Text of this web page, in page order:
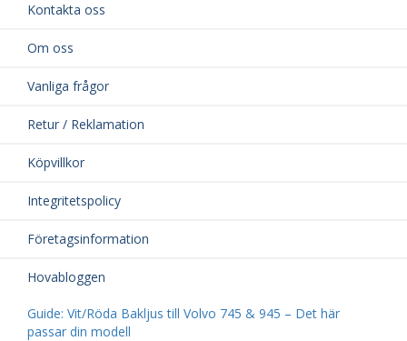
Kontakta oss
Om oss
Vanliga frågor
Retur / Reklamation
Köpvillkor
Integritetspolicy
Företagsinformation
Hovabloggen
Guide: Vit/Röda Bakljus till Volvo 745 & 945 – Det här
passar din modell